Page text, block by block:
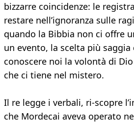
bizzarre coincidenze: le
restare nell’ignoranza sulle
quando la Bibbia non ci offre
un evento, la scelta più
conoscere noi la volontà di
che ci tiene nel mistero.
Il re legge i verbali, ri-scopre
che Mordecai aveva operato